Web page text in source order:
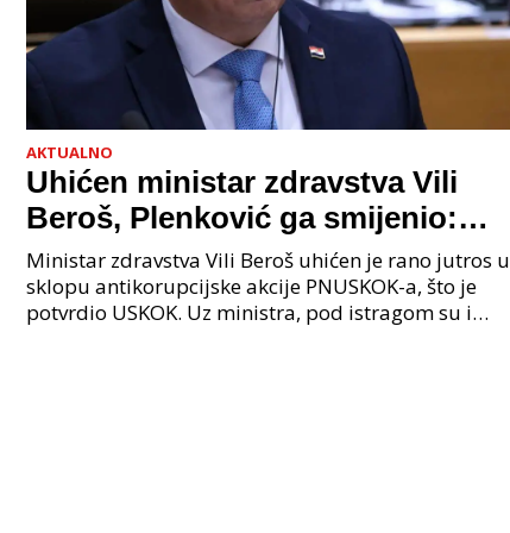
AKTUALNO
Uhićen ministar zdravstva Vili
Beroš, Plenković ga smijenio:
Istraga USKOK-a zbog korupcije
Ministar zdravstva Vili Beroš uhićen je rano jutros u
sklopu antikorupcijske akcije PNUSKOK-a, što je
potvrdio USKOK. Uz ministra, pod istragom su i